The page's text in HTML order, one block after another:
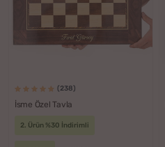
(238)
İsme Özel Tavla
2. Ürün %30 İndirimli